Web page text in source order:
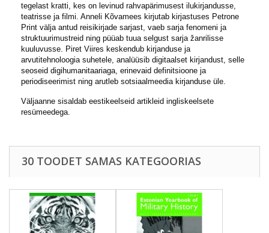
tegelast kratti, kes on levinud rahvapärimusest ilukirjandusse,
teatrisse ja filmi. Anneli Kõvamees kirjutab kirjastuses Petrone
Print välja antud reisikirjade sarjast, vaeb sarja fenomeni ja
struktuurimustreid ning püüab tuua selgust sarja žanrilisse
kuuluvusse. Piret Viires keskendub kirjanduse ja
arvutitehnoloogia suhetele, analüüsib digitaalset kirjandust, selle
seoseid digihumanitaariaga, erinevaid definitsioone ja
periodiseerimist ning arutleb sotsiaalmeedia kirjanduse üle.
Väljaanne sisaldab eestikeelseid artikleid ingliskeelsete
resümeedega.
30 TOODET SAMAS KATEGOORIAS